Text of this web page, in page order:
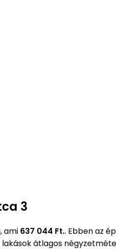
3
ami 637 044 Ft.. Ebben az
lakások átlagos